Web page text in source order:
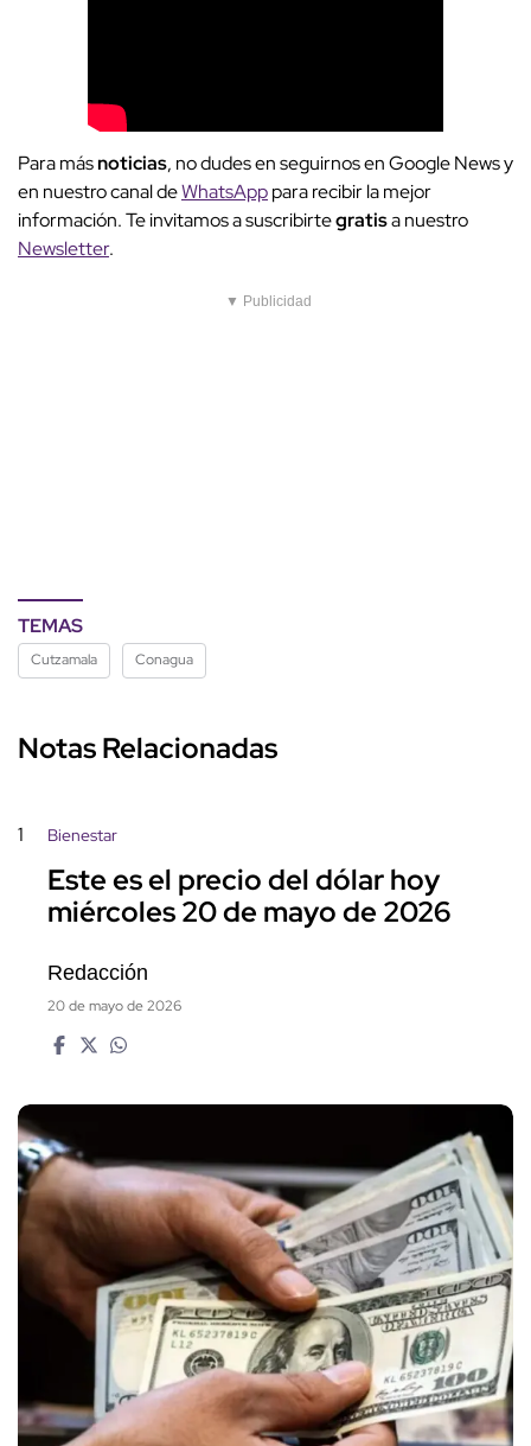
Para másnoticias, no dudes en seguirnos en Google News y
en nuestro canal deWhatsApppara recibir la mejor
información. Te invitamos a suscribirtegratisa nuestro
Newsletter.
▼ Publicidad
TEMAS
Cutzamala Conagua
Notas Relacionadas
1 Bienestar
Este es el precio del dólar hoy
miércoles 20 de mayo de 2026
Redacción
20 de mayo de 2026